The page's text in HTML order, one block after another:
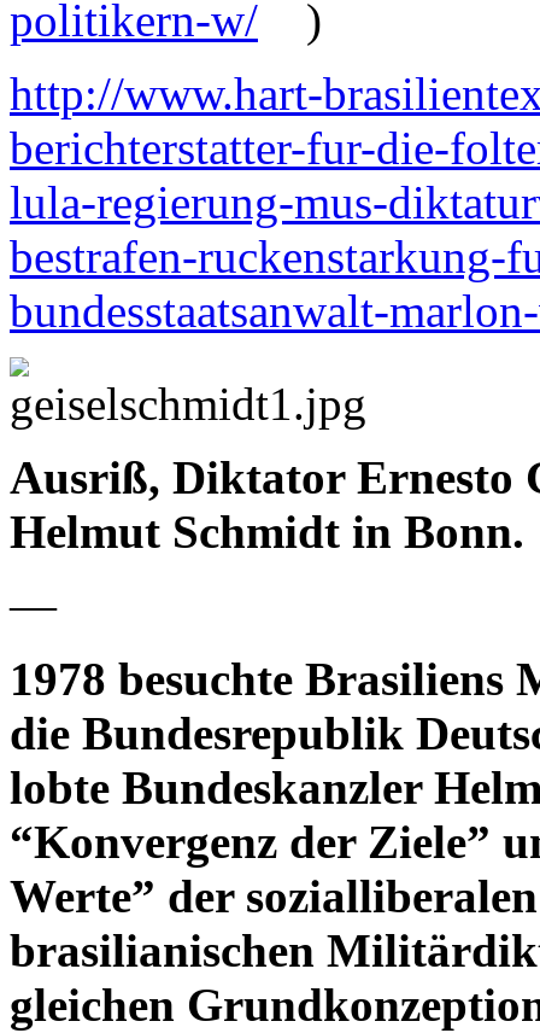
politikern-w/ )
http://www.hart-
berichterstatter-fur-die-
lula-regierung-mus-
bestrafen-ruckenstarkung-
bundesstaatsanwalt-
Ausriß, Diktator Ernesto
Helmut Schmidt in Bonn.
—
1978 besuchte
die Bundesrepublik
lobte Bundeskanzler
“Konvergenz der Ziele”
Werte” der
brasilianischen
gleichen